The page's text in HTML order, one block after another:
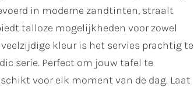
in moderne zandtinten, straalt
talloze mogelijkheden voor zowel
kleur is het servies prachtig te
serie. Perfect om jouw tafel te
voor elk moment van de dag. Laat